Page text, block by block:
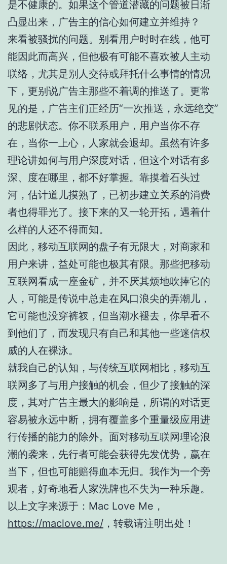
是不健康的。如果这个管道潜藏的问题被日渐
凸显出来，广告主的信心如何建立并维持？
来看被骚扰的问题。别看用户时时在线，他可
能因此而高兴，但他极有可能不喜欢被人主动
联络，尤其是别人交待或拜托什么事情的情况
下，更别说广告主那些不着调的推送了。更常
见的是，广告主们正经历“一次推送，永远绝交”
的悲剧状态。你不联系用户，用户当你不存
在，当你一上心，人家就会退却。虽然有许多
理论讲如何与用户深度对话，但这个对话有多
深、度在哪里，都不好掌握。靠摸着石头过
河，估计道儿摸熟了，已初步建立关系的消费
者也得罪光了。接下来的又一轮开拓，遇着什
么样的人还不得而知。
因此，移动互联网的盘子有无限大，对商家和
用户来讲，益处可能也极其有限。那些把移动
互联网看成一座金矿，并不厌其烦地吹捧它的
人，可能是传说中总走在风口浪尖的弄潮儿，
它可能也没穿裤衩，但当潮水褪去，你早看不
到他们了，而发现只有自己和其他一些迷信权
威的人在裸泳。
就我自己的认知，与传统互联网相比，移动互
联网多了与用户接触的机会，但少了接触的深
度，其对广告主最大的影响是，所谓的对话更
容易被永远中断，拥有覆盖多个重量级应用进
行传播的能力的除外。面对移动互联网理论浪
潮的袭来，先行者可能会获得先发优势，赢在
当下，但也可能赔得血本无归。我作为一个旁
观者，好奇地看人家洗牌也不失为一种乐趣。
以上文字来源于：Mac Love Me，
https://maclove.me/ ，转载请注明出处！